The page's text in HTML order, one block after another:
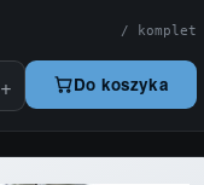
/ komplet
+ Do koszyka